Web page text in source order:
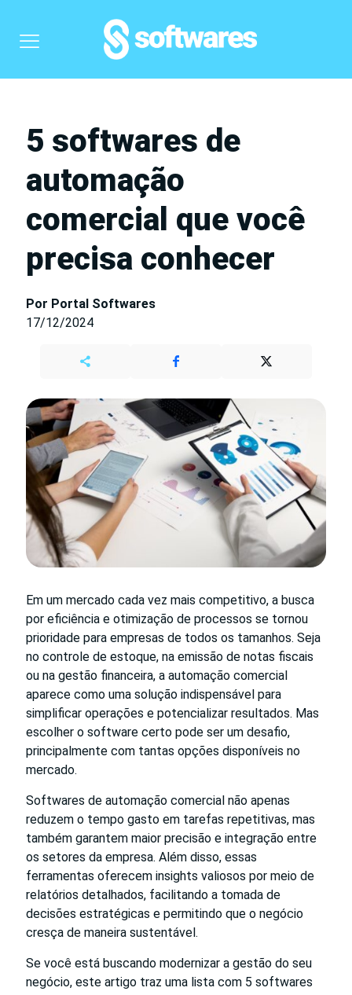
5 softwares de
automação
comercial que você
precisa conhecer
Por Portal Softwares
17/12/2024
Em um mercado cada vez mais competitivo, a busca
por eficiência e otimização de processos se tornou
prioridade para empresas de todos os tamanhos. Seja
no controle de estoque, na emissão de notas fiscais
ou na gestão financeira, a automação comercial
aparece como uma solução indispensável para
simplificar operações e potencializar resultados. Mas
escolher o software certo pode ser um desafio,
principalmente com tantas opções disponíveis no
mercado.
Softwares de automação comercial não apenas
reduzem o tempo gasto em tarefas repetitivas, mas
também garantem maior precisão e integração entre
os setores da empresa. Além disso, essas
ferramentas oferecem insights valiosos por meio de
relatórios detalhados, facilitando a tomada de
decisões estratégicas e permitindo que o negócio
cresça de maneira sustentável.
Se você está buscando modernizar a gestão do seu
negócio, este artigo traz uma lista com 5 softwares